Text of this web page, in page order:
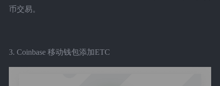
币交易。
3. Coinbase 移动钱包添加ETC